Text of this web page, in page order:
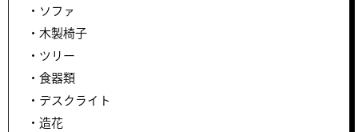
・ソファ
・木製椅子
・ツリー
・食器類
・デスクライト
・造花